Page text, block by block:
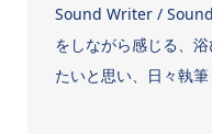
Sound Writer /
をしながら感じる、
たいと思い、日々執